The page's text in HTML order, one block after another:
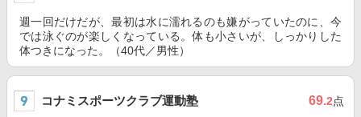
週一回だけだが、最初は水に濡れるのも嫌がっていたのに、今
では泳ぐのが楽しくなっている。体も小さいが、しっかりした
体つきになった。（40代／男性）
コナミスポーツクラブ運動塾 69.2点